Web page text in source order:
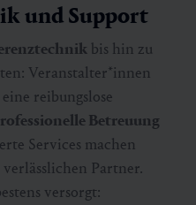
und Support
bis hin zu
Veranstalter*innen
reibungslose
Betreuung
Services machen
verlässlichen Partner.
versorgt: